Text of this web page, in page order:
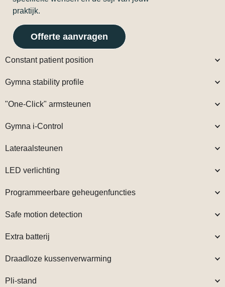
praktijk.
Offerte aanvragen
Constant patient position
Gymna stability profile
"One-Click" armsteunen
Gymna i-Control
Lateraalsteunen
LED verlichting
Programmeerbare geheugenfuncties
Safe motion detection
Extra batterij
Draadloze kussenverwarming
Pli-stand